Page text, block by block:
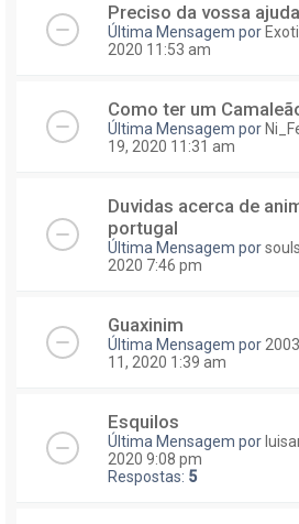
Preciso da vossa
Última Mensagem por
2020 11:53 am
Como ter um
Última Mensagem por
19, 2020 11:31 am
Duvidas acerca de
portugal
Última Mensagem por
2020 7:46 pm
Guaxinim
Última Mensagem por
11, 2020 1:39 am
Esquilos
Última Mensagem por
2020 9:08 pm
Respostas: 5